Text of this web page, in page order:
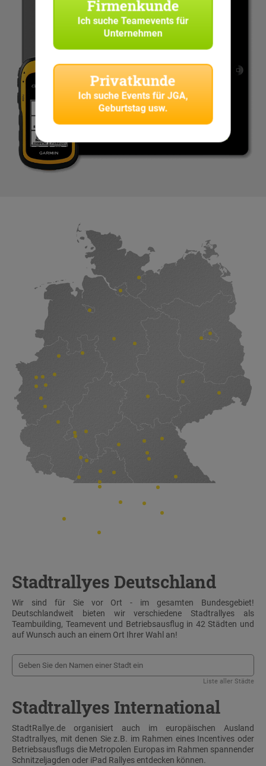
Stadtrallyes Deutschland
Wir sind für Sie vor Ort - im gesamten Bundesgebiet!
Deutschlandweit bieten wir verschiedene Stadtrallyes als
Teambuilding, Teamevent und Betriebsausflug in 42 Städten und
auf Wunsch auch an einem Ort Ihrer Wahl an!
Liste aller Städte
Stadtrallyes International
StadtRallye.de organisiert auch im europäischen Ausland
Stadtrallyes, mit denen Sie z.B. im Rahmen eines Incentives oder
Betriebsausflugs die Metropolen Europas im Rahmen spannender
Schnitzeljagden oder iPad Rallyes entdecken können.
Firmenkunde
Ich sucheTeamevents für
Unternehmen
Privatkunde
Ich suche Events für JGA,
Geburtstag usw.